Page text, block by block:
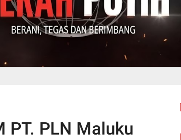
PT. PLN Maluku